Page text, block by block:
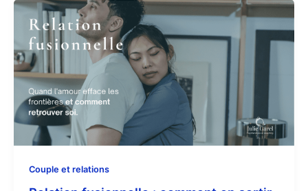
Couple et relations